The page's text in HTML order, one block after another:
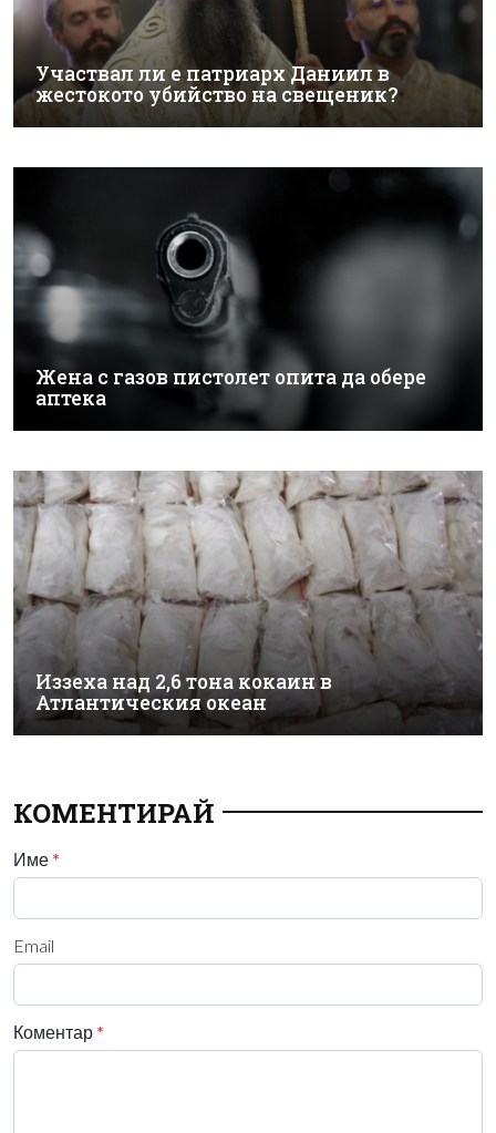
Участвал ли е патриарх Даниил в
жестокото убийство на свещеник?
Жена с газов пистолет опита да обере
аптека
Иззеха над 2,6 тона кокаин в
Атлантическия океан
КОМЕНТИРАЙ
Име *
Email
Коментар *